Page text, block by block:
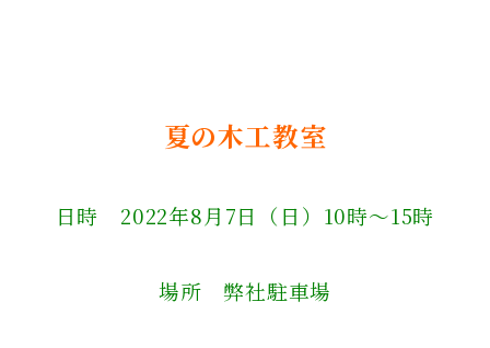
夏の木工教室
日時 2022年8月7日（日）10時～15時
場所 弊社駐車場